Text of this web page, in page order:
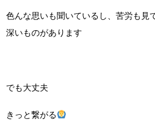
色んな思いも聞いているし、苦労も見
深いものがあります
でも大丈夫
きっと繋がる